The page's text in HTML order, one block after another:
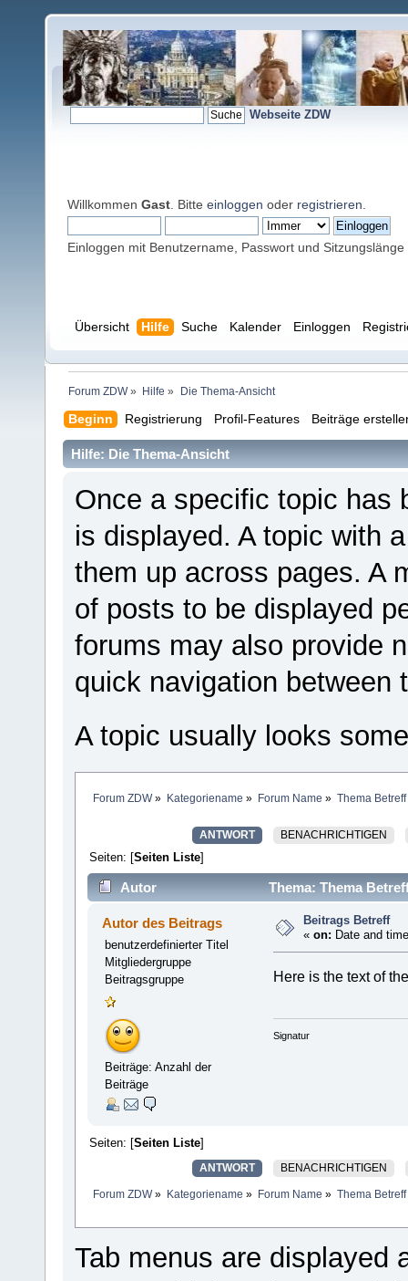
Webseite ZDW
Willkommen Gast . Bitte einloggen oder registrieren
Einloggen mit Benutzername, Passwort und Sitzungslänge
Übersicht Hilfe Suche Kalender Einloggen
Forum ZDW» Hilfe » Die Thema-Ansicht
Beginn Registrierung Profil-Features Beiträge
Hilfe: Die Thema-Ansicht
Once a specific topic has
is displayed. A topic with
them up across pages. A
of posts to be displayed
forums may also provide
quick navigation between
A topic usually looks
Forum ZDW» Kategoriename » Forum Name » Thema Betreff
ANTWORT BENACHRICHTIGEN
Seiten: [Seiten Liste]
Autor Thema: Thema
Autor des Beitrags
benutzerdefinierter Titel
Mitgliedergruppe
Beitragsgruppe
Beiträge: Anzahl der
Beiträge
Beitrags Betreff
« on: Date and
Here is the text of
Signatur
Seiten: [Seiten Liste]
ANTWORT BENACHRICHTIGEN
Forum ZDW» Kategoriename » Forum Name » Thema Betreff
Tab menus are displayed